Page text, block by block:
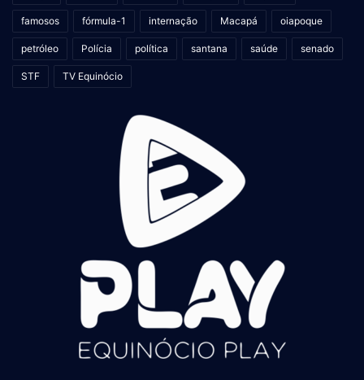
famosos fórmula-1 internação Macapá oiapoque
petróleo Polícia política santana saúde senado
STF TV Equinócio